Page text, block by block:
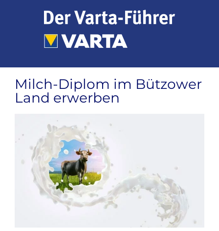
Milch-Diplom im Bützower
Land erwerben
grösseres
Bild